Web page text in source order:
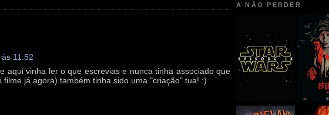
11:52
aqui vinha ler o que escrevias e nunca tinha associado que
filme já agora) também tinha sido uma "criação" tua! :)
A NÃO PERDER